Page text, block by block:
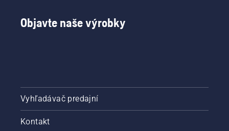
Objavte naše výrobky
Vyhľadávač predajní
Kontakt